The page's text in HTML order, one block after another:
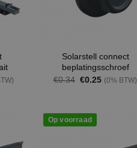
Solarstell connect
beplatingsschroef
€0.34 Oorspronkelijke
€0.25Huidige
(0% BTW)
Op voorraad